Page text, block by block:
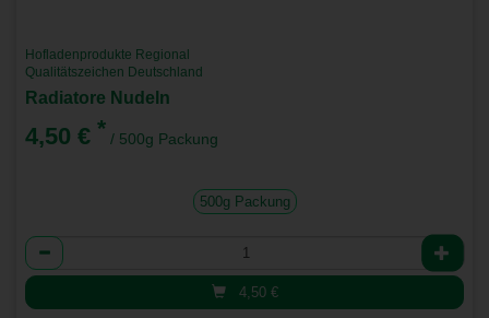
Hofladenprodukte Regional
Qualitätszeichen Deutschland
Radiatore Nudeln
4,50 € * / 500g Packung
500g Packung
Anzahl
4,50 €